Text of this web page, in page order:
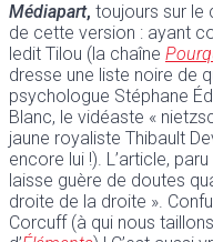
Médiapart, toujours sur le
de cette version : ayant
ledit Tilou (la chaîne
dresse une liste noire de
psychologue Stéphane
Blanc, le vidéaste «
jaune royaliste Thibault
encore lui !). L’article,
laisse guère de doutes
droite de la droite ».
Corcuff (à qui nous